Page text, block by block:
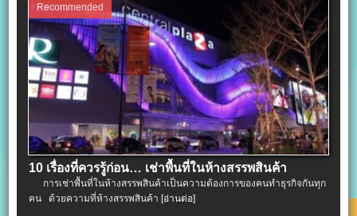
Recommended
10 เรื่องที่ควรรู้ก่อน… เช่าพื้นที่ในห้างสรรพสินค้า
การเช่าพื้นที่ในห้างสรรพสินค้าเป็นความต้องการของคนทำธุรกิจกันทุก
คน ด้วยความที่ห้างสรรพสินค้า[อ่านต่อ]